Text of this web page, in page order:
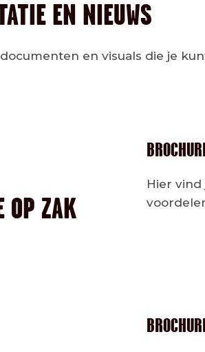
EN NIEUWS
en visuals die je
OP ZAK
Hier